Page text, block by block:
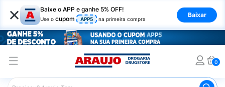
× Baixe o APP e ganhe 5% OFF!
Use o cupom APP5 na primeira compra
Baixar
0